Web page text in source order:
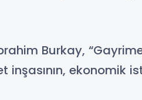
Burkay,
ekonomik